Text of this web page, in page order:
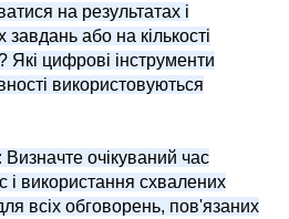
на результатах і
або на кількості
Які цифрові інструменти
використовуються
: Визначте очікуваний час
і використання схвалених
всіх обговорень, пов'язаних